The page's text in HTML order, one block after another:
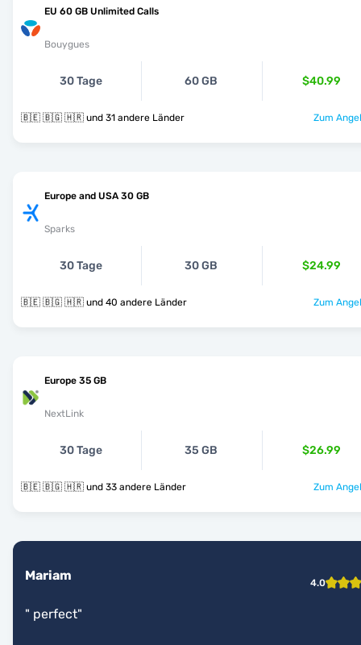
EU 60 GB Unlimited Calls
Bouygues
30 Tage 60 GB $40.99
🇧🇪 🇧🇬 🇭🇷 und 31 andere Länder Zum
Europe and USA 30 GB
Sparks
30 Tage 30 GB $24.99
🇧🇪 🇧🇬 🇭🇷 und 40 andere Länder Zum
Europe 35 GB
NextLink
30 Tage 35 GB $26.99
🇧🇪 🇧🇬 🇭🇷 und 33 andere Länder Zum
Mariam 4.0
" perfect"